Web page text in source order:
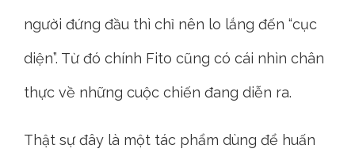
người đứng đầu thì chỉ nên lo lắng đến “cục
diện”. Từ đó chính Fito cũng có cái nhìn chân
thực về những cuộc chiến đang diễn ra.
Thật sự đây là một tác phẩm dùng để huấn